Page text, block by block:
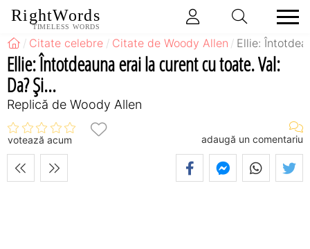
RightWords
TIMELESS WORDS
Citate celebre Citate de Woody Allen Ellie:
Ellie: Întotdeauna erai la curent cu toate. Val:
Da? Şi...
Replică de Woody Allen
votează acum adaugă un comentariu